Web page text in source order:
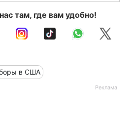
там, где вам удобно!
в США